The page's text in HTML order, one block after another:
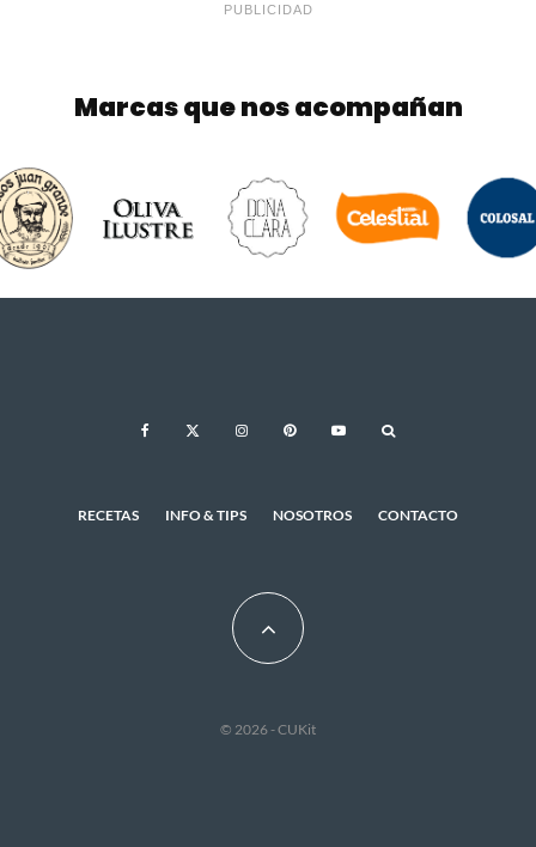
PUBLICIDAD
Marcas que nos acompañan
RECETAS INFO & TIPS NOSOTROS CONTACTO
© 2026 - CUKit